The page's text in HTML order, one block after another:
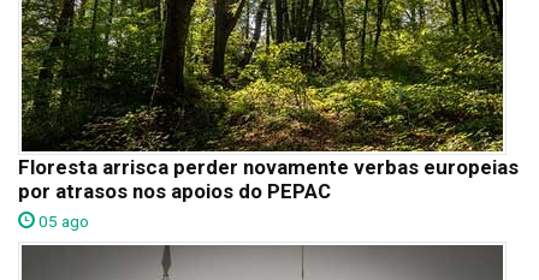
Floresta arrisca perder novamente verbas europeias
por atrasos nos apoios do PEPAC
05 ago